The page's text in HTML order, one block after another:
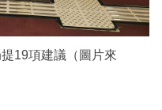
19項建議（圖片來